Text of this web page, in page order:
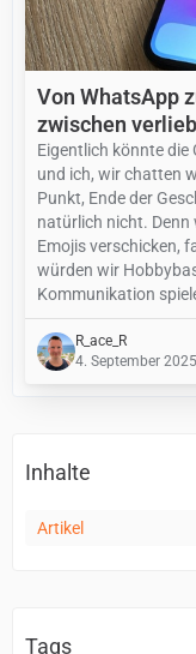
Von WhatsApp
zwischen
Eigentlich könnte die
und ich, wir chatten
Punkt, Ende der
natürlich nicht. Denn
Emojis verschicken,
würden wir
Kommunikation
R_ace_R
4. September
Inhalte
Artikel
Tags